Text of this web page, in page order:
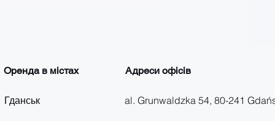
Оренда в містах
Гданськ
Адреси офісів
al. Grunwaldzka 54, 80-241